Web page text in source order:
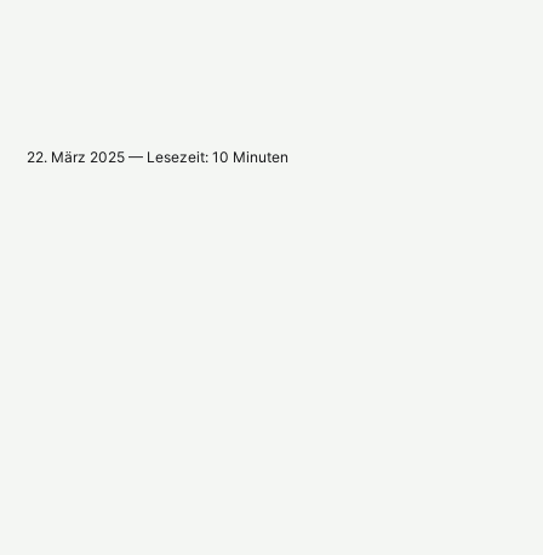
22. März 2025 — Lesezeit: 10 Minuten